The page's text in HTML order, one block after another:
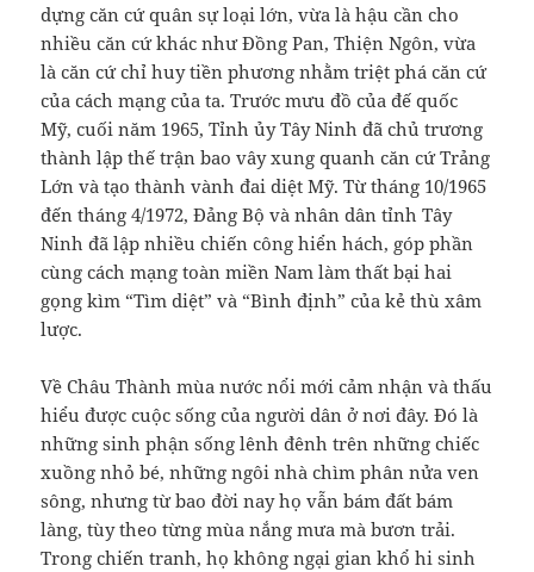
dựng căn cứ quân sự loại lớn, vừa là hậu cần cho
nhiều căn cứ khác như Đồng Pan, Thiện Ngôn, vừa
là căn cứ chỉ huy tiền phương nhằm triệt phá căn cứ
của cách mạng của ta. Trước mưu đồ của đế quốc
Mỹ, cuối năm 1965, Tỉnh ủy Tây Ninh đã chủ trương
thành lập thế trận bao vây xung quanh căn cứ Trảng
Lớn và tạo thành vành đai diệt Mỹ. Từ tháng 10/1965
đến tháng 4/1972, Đảng Bộ và nhân dân tỉnh Tây
Ninh đã lập nhiều chiến công hiển hách, góp phần
cùng cách mạng toàn miền Nam làm thất bại hai
gọng kìm “Tìm diệt” và “Bình định” của kẻ thù xâm
lược.
Về Châu Thành mùa nước nổi mới cảm nhận và thấu
hiểu được cuộc sống của người dân ở nơi đây. Đó là
những sinh phận sống lênh đênh trên những chiếc
xuồng nhỏ bé, những ngôi nhà chìm phân nửa ven
sông, nhưng từ bao đời nay họ vẫn bám đất bám
làng, tùy theo từng mùa nắng mưa mà bươn trải.
Trong chiến tranh, họ không ngại gian khổ hi sinh